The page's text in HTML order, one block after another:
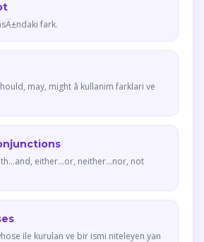
fark.
may, might â kullanim farklari ve
either...or, neither...nor, not
ile kurulan ve bir ismi niteleyen yan